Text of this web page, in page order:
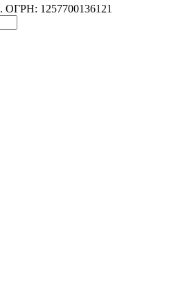
ОГРН: 1257700136121